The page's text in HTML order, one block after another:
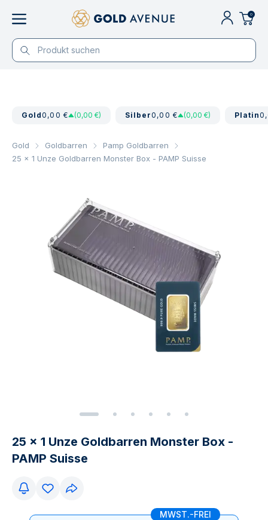
0
Gold0,00 € (0,00 €) Silber0,00 € (0,00 €) Platin
Gold Goldbarren
Pamp Goldbarren
25 x 1 Unze Goldbarren Monster Box - PAMP Suisse
25 x 1 Unze Goldbarren Monster Box -
PAMP Suisse
MWST.-FREI